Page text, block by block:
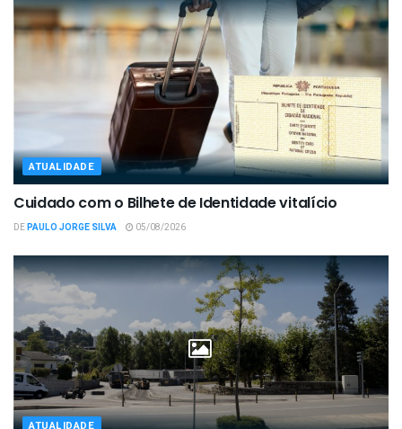
ATUALIDADE
Cuidado com o Bilhete de Identidade vitalício
DEPAULO JORGE SILVA 05/08/2026
ATUALIDADE